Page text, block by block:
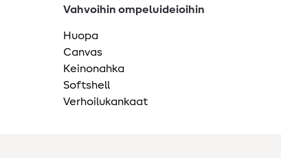
Vahvoihin ompeluideioihin
Huopa
Canvas
Keinonahka
Softshell
Verhoilukankaat